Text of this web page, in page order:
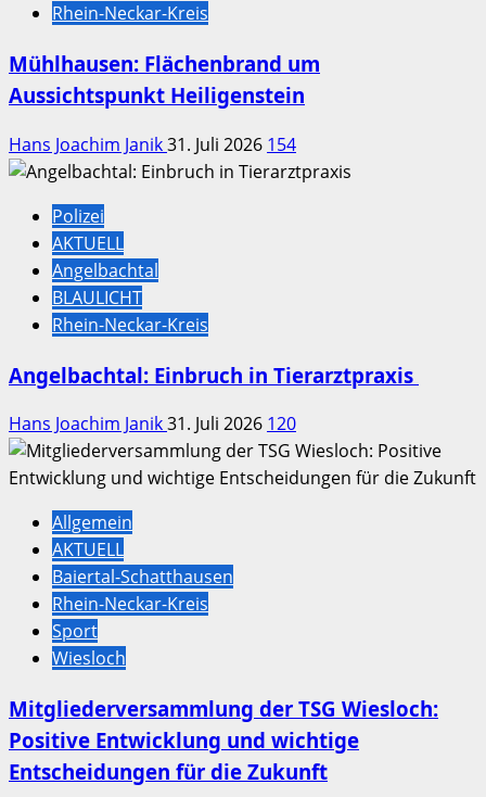
Rhein-Neckar-Kreis
Mühlhausen: Flächenbrand um
Aussichtspunkt Heiligenstein
Hans Joachim Janik31. Juli 2026 154
Polizei
AKTUELL
Angelbachtal
BLAULICHT
Rhein-Neckar-Kreis
Angelbachtal: Einbruch in Tierarztpraxis
Hans Joachim Janik31. Juli 2026 120
Allgemein
AKTUELL
Baiertal-Schatthausen
Rhein-Neckar-Kreis
Sport
Wiesloch
Mitgliederversammlung der TSG Wiesloch:
Positive Entwicklung und wichtige
Entscheidungen für die Zukunft